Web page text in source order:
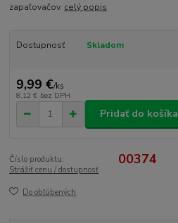
zapaľovačov. celý popis
Dostupnosť Skladom
9,99 €/ks
8,12 € bez DPH
Pridať do košíka
Číslo produktu: 00374
Strážiť cenu / dostupnosť
Do obľúbených